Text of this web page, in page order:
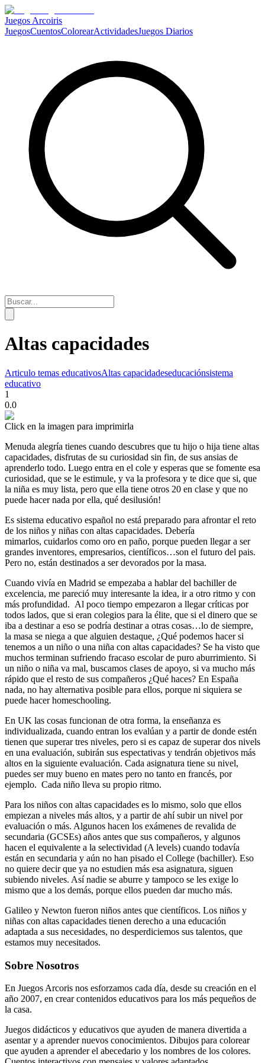
Juegos Arcoiris
JuegosCuentosColorearActividadesJuegos Diarios
Altas capacidades
Articulo temas educativosAltas capacidadeseducaciónsistema
educativo
1
0.0
Click en la imagen para imprimirla
Menuda alegría tienes cuando descubres que tu hijo o hija tiene altas
capacidades, disfrutas de su curiosidad sin fin, de sus ansias de
aprenderlo todo. Luego entra en el cole y esperas que se fomente esa
curiosidad, que se le estimule, y va la profesora y te dice que si, que
la niña es muy lista, pero que ella tiene otros 20 en clase y que no
puede hacer nada por ella, qué desilusión!
Es sistema educativo español no está preparado para afrontar el reto
de los niños y niñas con altas capacidades. Debería
mimarlos, cuidarlos como oro en paño, porque pueden llegar a ser
grandes inventores, empresarios, científicos…son el futuro del pais.
Pero no, están destinados a ser devorados por la masa.
Cuando vivía en Madrid se empezaba a hablar del bachiller de
excelencia, me pareció muy interesante la idea, ir a otro ritmo y con
más profundidad. Al poco tiempo empezaron a llegar críticas por
todos lados, que si eran colegios para la élite, que si el dinero que se
iba a destinar a eso se podría destinar a otras cosas…lo de siempre,
la masa se niega a que alguien destaque, ¿Qué podemos hacer si
tenemos a un niño o una niña con altas capacidades? Se ha visto que
muchos terminan sufriendo fracaso escolar de puro aburrimiento. Si
un niño o niña va mal, buscamos clases de apoyo, si va mucho más
rápido que el resto de sus compañeros ¿Qué haces? En España
nada, no hay alternativa posible para ellos, porque ni siquiera se
puede hacer homeschooling.
En UK las cosas funcionan de otra forma, la enseñanza es
individualizada, cuando entran los evalúan y a partir de donde estén
tienen que superar tres niveles, pero si es capaz de superar dos nivels
en una evaluación, subirán sus espectativas y tendrán objetivos más
altos en la siguiente evaluación. Cada asignatura tiene su nivel,
puedes ser muy bueno en mates pero no tanto en francés, por
ejemplo. Cada niño lleva su propio ritmo.
Para los niños con altas capacidades es lo mismo, solo que ellos
empiezan a niveles más altos, y a partir de ahí subir un nivel por
evaluación o más. Algunos hacen los exámenes de revalida de
secundaria (GCSEs) años antes que sus compañeros, y algunos
hacen el equivalente a la selectividad (A levels) cuando todavía
están en secundaria y aún no han pisado el College (bachiller). Eso
no quiere decir que ya no estudien más esa asignatura, siguen
subiendo niveles. Así nadie se aburre y tampoco se les exige lo
mismo que a los demás, porque ellos pueden dar mucho más.
Galileo y Newton fueron niños antes que científicos. Los niños y
niñas con altas capacidades tienen derecho a una educación
adaptada a sus necesidades, no desperdiciemos sus talentos, que
estamos muy necesitados.
Sobre Nosotros
En Juegos Arcoris nos esforzamos cada día, desde su creación en el
año 2007, en crear contenidos educativos para los más pequeños de
la casa.
Juegos didácticos y educativos que ayuden de manera divertida a
asentar y a aprender nuevos conocimientos. Dibujos para colorear
que ayuden a aprender el abecedario y los nombres de los colores.